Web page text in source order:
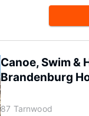
Canoe, Swim &
Brandenburg
87 Tarnwood